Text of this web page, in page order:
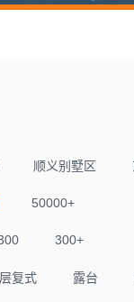
顺义别墅区
50000+
300+
复式 露台